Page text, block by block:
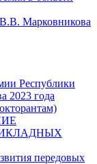
Марковникова
Республики
2023 года
передовых